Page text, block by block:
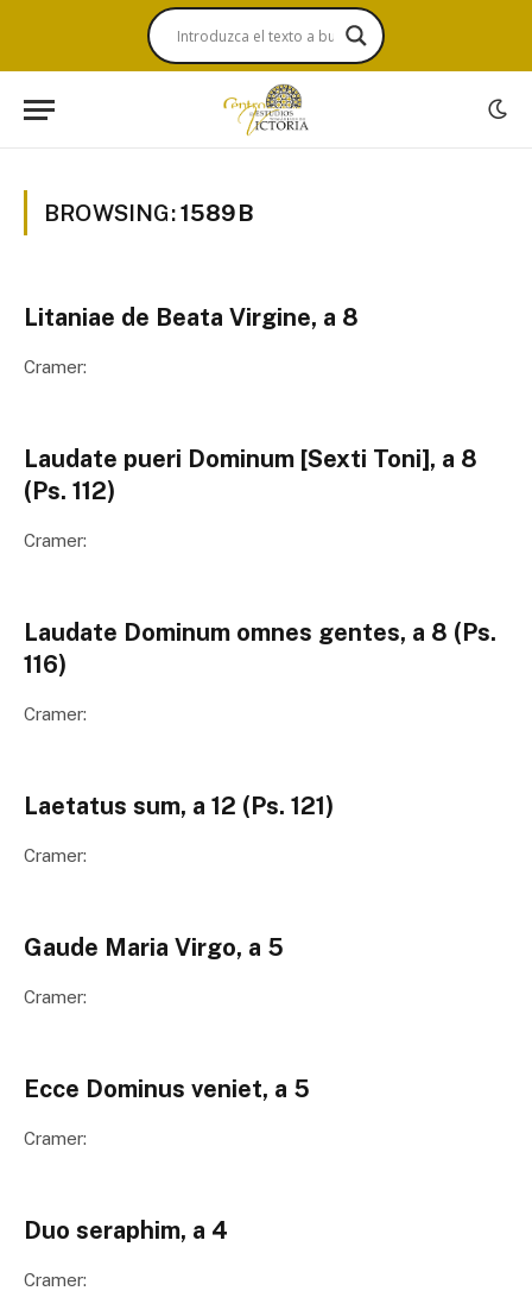
BROWSING:1589B
Litaniae de Beata Virgine, a 8
Cramer:
Laudate pueri Dominum [Sexti Toni], a 8
(Ps. 112)
Cramer:
Laudate Dominum omnes gentes, a 8 (Ps.
116)
Cramer:
Laetatus sum, a 12 (Ps. 121)
Cramer:
Gaude Maria Virgo, a 5
Cramer:
Ecce Dominus veniet, a 5
Cramer:
Duo seraphim, a 4
Cramer: